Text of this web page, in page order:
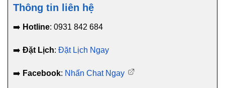
Thông tin liên hệ
➡️ Hotline: 0931 842 684
➡️ Đặt Lịch: Đặt Lịch Ngay
➡️ Facebook: Nhấn Chat Ngay